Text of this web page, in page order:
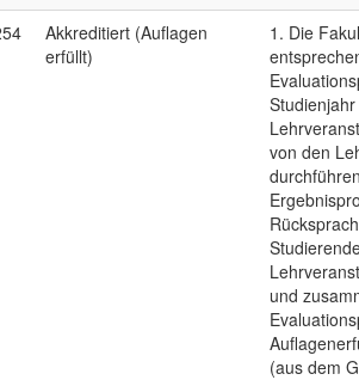
Akkreditiert (Auflagen
erfüllt)
1. Die
von den
und
(aus dem